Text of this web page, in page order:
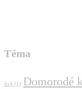
Téma
4x4 (1) Domorodé